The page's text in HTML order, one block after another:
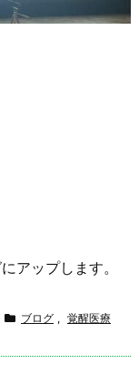
アップします。
ブログ , 覚醒医療